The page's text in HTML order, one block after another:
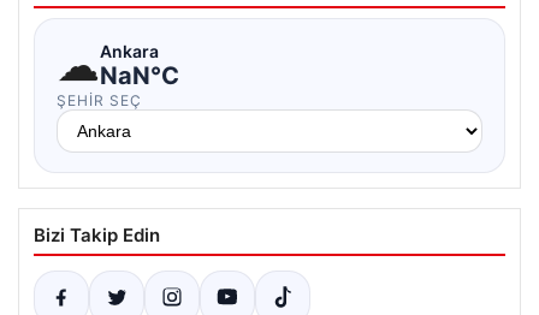
☁Ankara
NaN°C
ŞEHIR SEÇ
Bizi Takip Edin